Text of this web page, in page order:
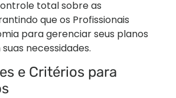
total sobre as
que os Profissionais
para gerenciar seus planos
necessidades.
e Critérios para